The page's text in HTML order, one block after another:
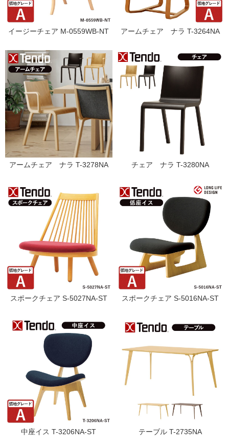
イージーチェア M-0559WB-NT アームチェア ナラ T-3264NA
アームチェア ナラ T-3278NA チェア ナラ T-3280NA
スポークチェア S-5027NA-ST スポークチェア S-5016NA-ST
中座イス T-3206NA-ST テーブル T-2735NA